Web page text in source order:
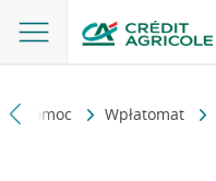
i pomoc Wpłatomat